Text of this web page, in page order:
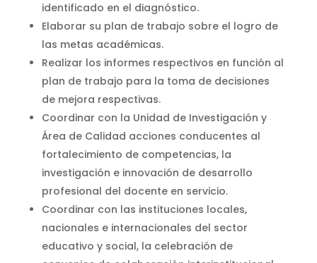
identificado en el diagnóstico.
Elaborar su plan de trabajo sobre el logro de
las metas académicas.
Realizar los informes respectivos en función al
plan de trabajo para la toma de decisiones
de mejora respectivas.
Coordinar con la Unidad de Investigación y
Área de Calidad acciones conducentes al
fortalecimiento de competencias, la
investigación e innovación de desarrollo
profesional del docente en servicio.
Coordinar con las instituciones locales,
nacionales e internacionales del sector
educativo y social, la celebración de